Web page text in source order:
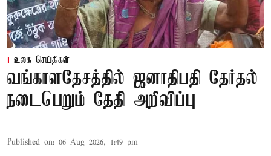
உலக செய்திகள்
வங்காளதேசத்தில் ஜனாதிபதி தேர்தல்
நடைபெறும் தேதி அறிவிப்பு
Published on: 06 Aug 2026, 1:49 pm